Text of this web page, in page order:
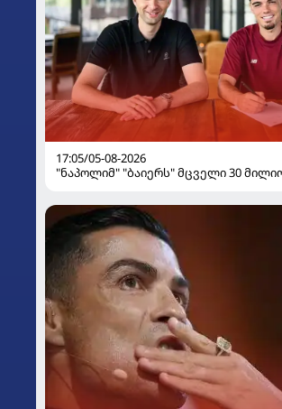
17:05/05-08-2026
"ნაპოლიმ" "ბაიერს" მცველი 30